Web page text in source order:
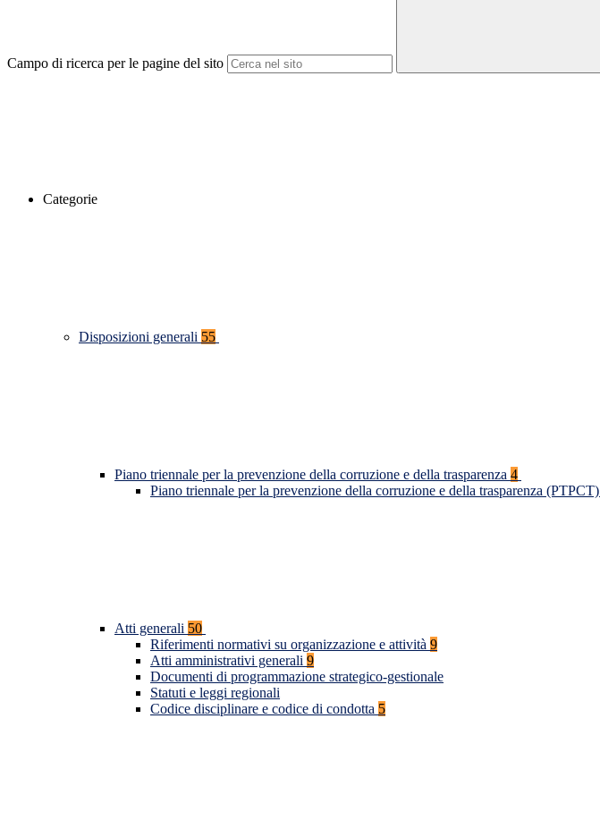
Campo di ricerca per le pagine del sito
Categorie
Disposizioni generali 55
Piano triennale per la prevenzione della corruzione e della trasparenza 4
Piano triennale per la prevenzione della corruzione e della trasparenza (PTPCT)
Atti generali 50
Riferimenti normativi su organizzazione e attività 9
Atti amministrativi generali 9
Documenti di programmazione strategico-gestionale
Statuti e leggi regionali
Codice disciplinare e codice di condotta 5